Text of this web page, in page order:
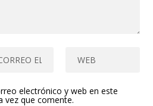
electrónico y web en este
vez que comente.